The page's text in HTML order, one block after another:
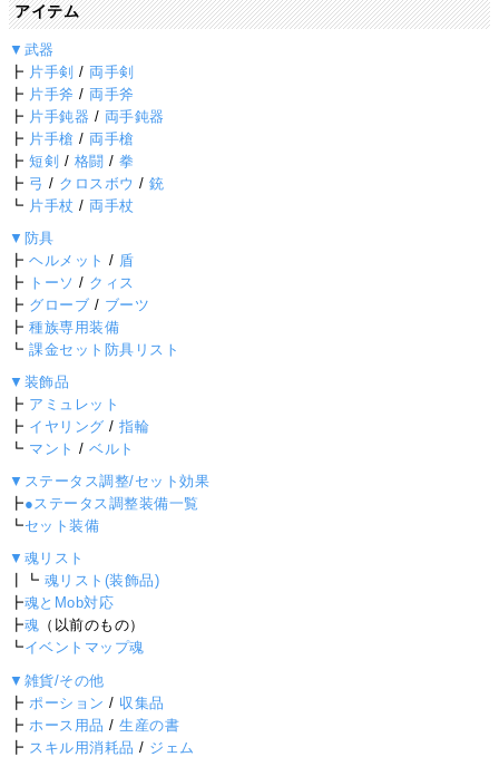
アイテム
▼武器
┣ 片手剣 / 両手剣
┣ 片手斧 / 両手斧
┣ 片手鈍器 / 両手鈍器
┣ 片手槍 / 両手槍
┣短剣 / 格闘 /拳
┣ 弓 / クロスボウ /銃
┗ 片手杖 / 両手杖
▼防具
┣ヘルメット / 盾
┣ トーソ / クィス
┣ グローブ / ブーツ
┣種族専用装備
┗課金セット防具リスト
▼装飾品
┣ アミュレット
┣ イヤリング /指輪
┗ マント /ベルト
▼ステータス調整/セット効果
┣●ステータス調整装備一覧
┗セット装備
▼魂リスト
┃┗ 魂リスト(装飾品)
┣魂とMob対応
┣魂 （以前のもの）
┗イベントマップ魂
▼雑貨/その他
┣ ポーション / 収集品
┣ ホース用品 /生産の書
┣ スキル用消耗品 / ジェム